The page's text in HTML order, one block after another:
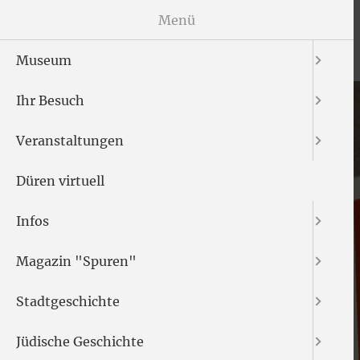
Menü
Museum
Ihr Besuch
Veranstaltungen
Düren virtuell
Infos
Magazin "Spuren"
Stadtgeschichte
Jüdische Geschichte